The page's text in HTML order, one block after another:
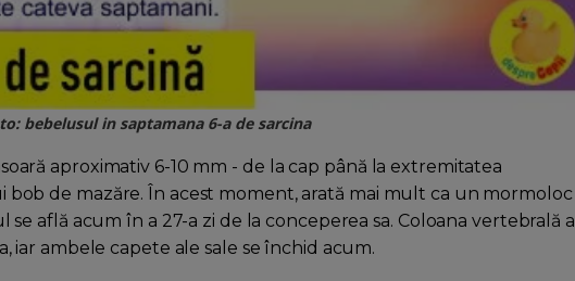
bebelusul in saptamana 6-a de sarcina
aproximativ 6-10 mm - de la cap până la extremitatea
de mazăre. În acest moment, arată mai mult ca un mormoloc
află acum în a 27-a zi de la conceperea sa. Coloana vertebrală a
iar ambele capete ale sale se închid acum.